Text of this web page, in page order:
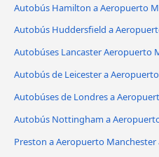
Autobús Hamilton a Aeropuerto
Autobús Huddersfield a
Autobúses Lancaster Aeropuerto
Autobús de Leicester a
Autobúses de Londres a
Autobús Nottingham a
Preston a Aeropuerto